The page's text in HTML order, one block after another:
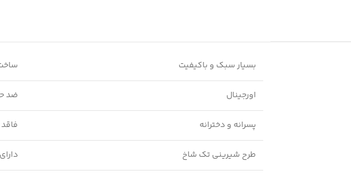
بسیار سبک و باکیفیت
اورجینال ضد
پسرانه و دخترانه
طرح شیرینی تک شاخ